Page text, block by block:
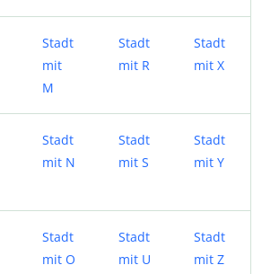
Stadt
mit
M
Stadt
mit R
Stadt
mit X
Stadt
mit N
Stadt
mit S
Stadt
mit Y
Stadt
mit O
Stadt
mit U
Stadt
mit Z